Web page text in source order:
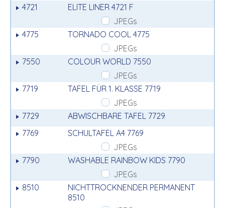
4721
ELITE LINER 4721 F
JPEGs
4775
TORNADO COOL 4775
JPEGs
7550
COLOUR WORLD 7550
JPEGs
7719
TAFEL FÜR 1. KLASSE 7719
JPEGs
7729
ABWISCHBARE TAFEL 7729
7769
SCHULTAFEL A4 7769
JPEGs
7790
WASHABLE RAINBOW KIDS 7790
JPEGs
8510
NICHTTROCKNENDER PERMANENT
8510